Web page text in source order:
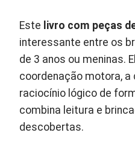
Este livro com peças
interessante entre os
de 3 anos ou meninas.
coordenação motora, a
raciocínio lógico de
combina leitura e
descobertas.